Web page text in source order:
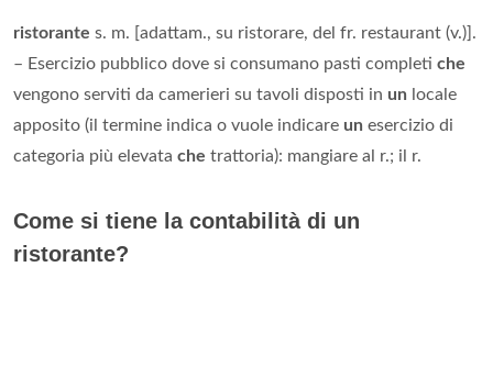
ristorante s. m. [adattam., su ristorare, del fr. restaurant (v.)].
– Esercizio pubblico dove si consumano pasti completi che
vengono serviti da camerieri su tavoli disposti in un locale
apposito (il termine indica o vuole indicare un esercizio di
categoria più elevata che trattoria): mangiare al r.; il r.
Come si tiene la contabilità di un
ristorante?